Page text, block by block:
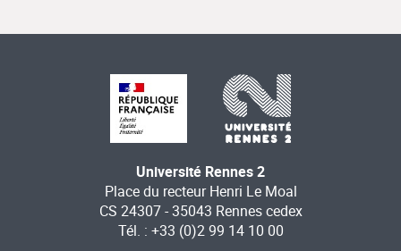
Université Rennes 2
Place du recteur Henri Le Moal
CS 24307 - 35043 Rennes cedex
Tél. : +33 (0)2 99 14 10 00